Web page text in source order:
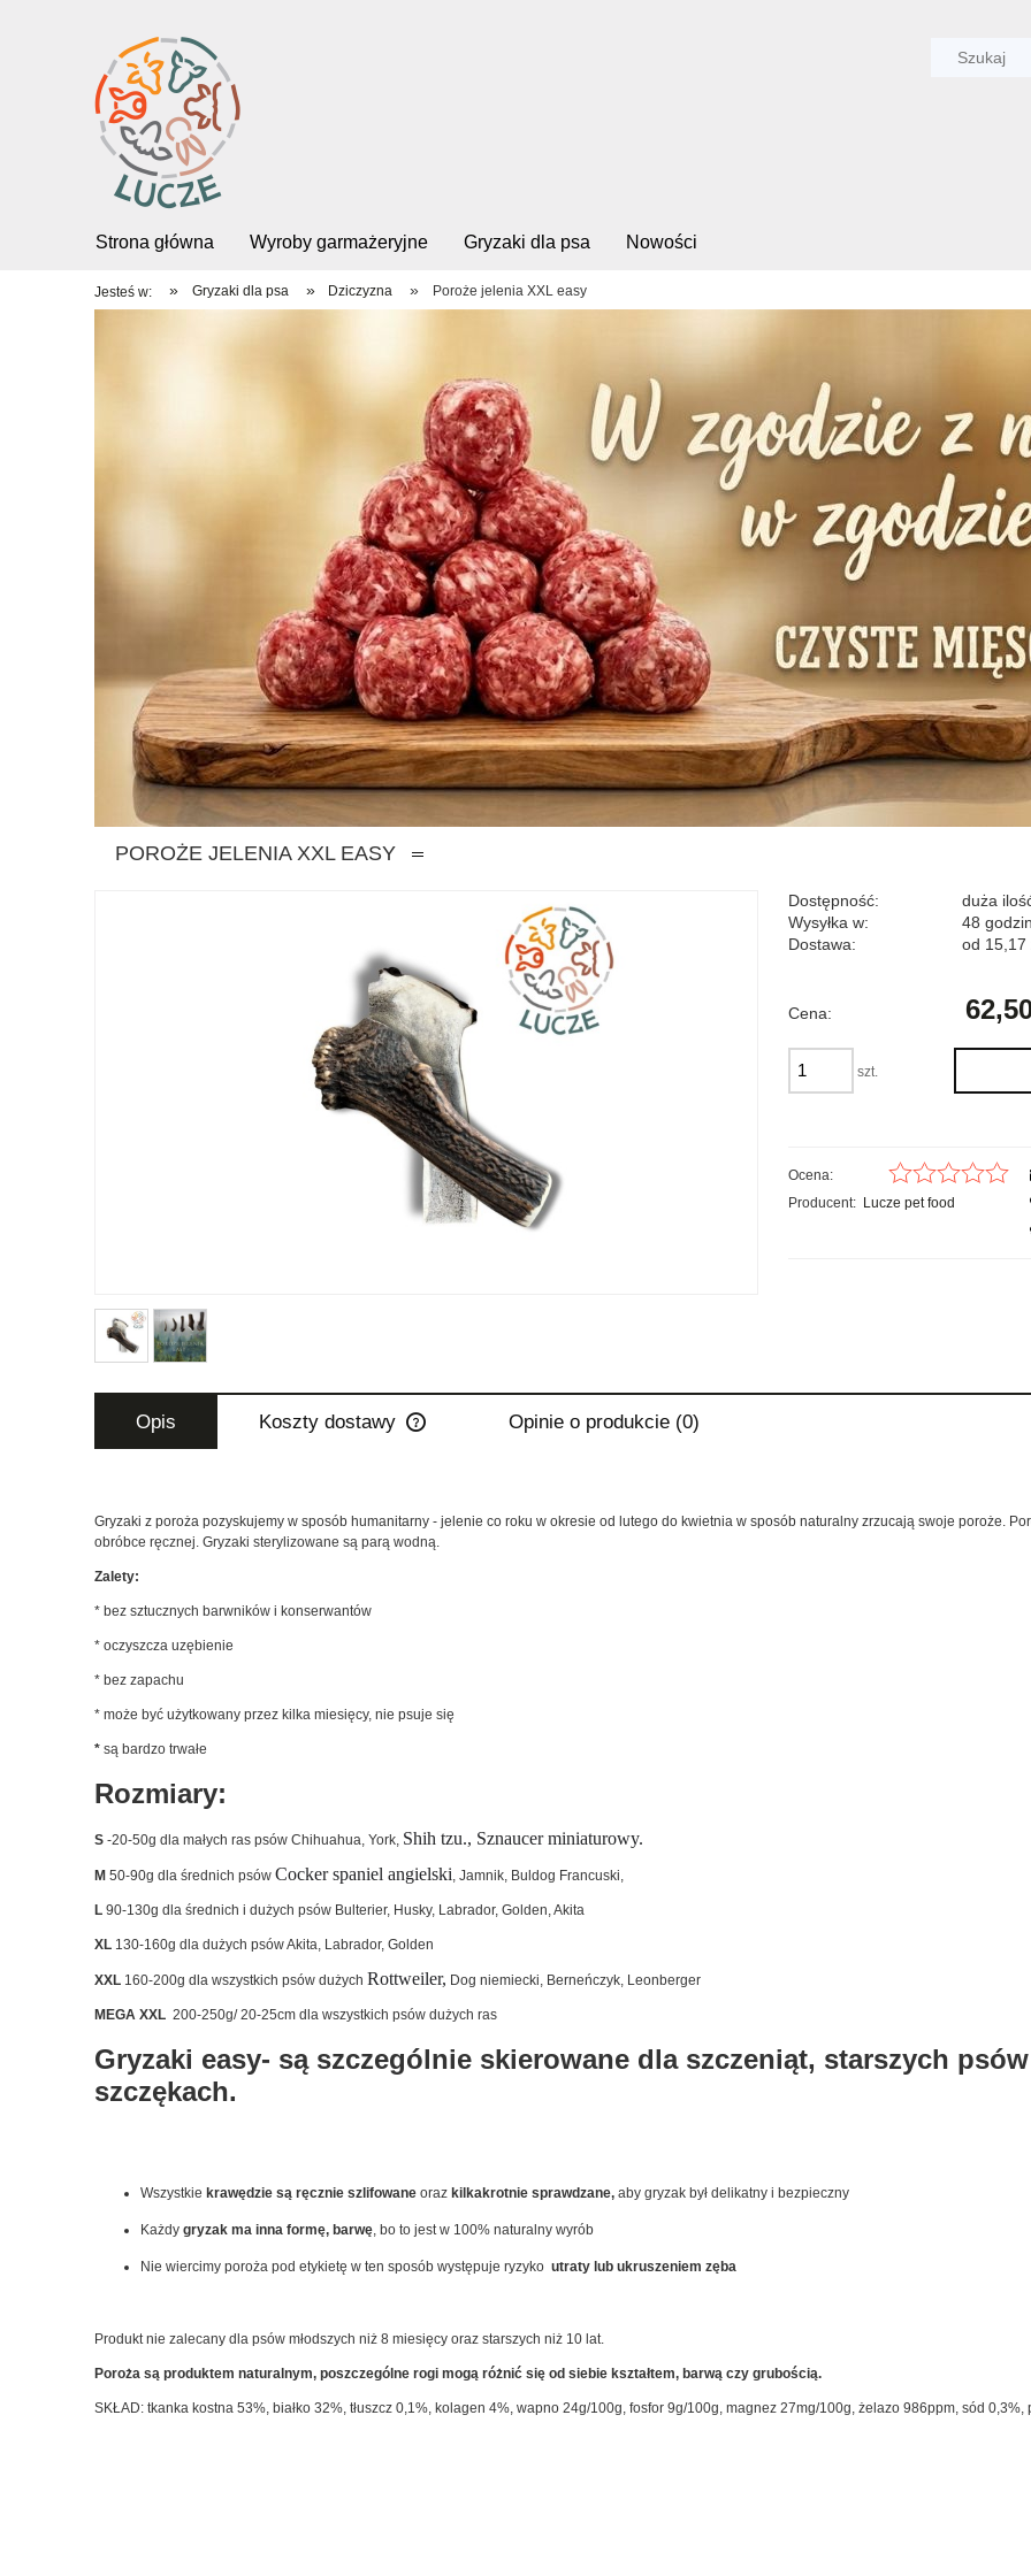
Strona główna Wyroby garmażeryjne Gryzaki dla psa Nowości
Jesteś w: » Gryzaki dla psa » Dziczyzna » Poroże jelenia XXL easy
POROŻE JELENIA XXL EASY
Dostępność:
duża
Wysyłka w:
48 godzin
Dostawa:
od 15,17
płatności
Cena:
szt.
Ocena:
Producent: Lucze pet food
Opis Koszty dostawy Opinie o produkcie (0)
Gryzaki z poroża pozyskujemy w sposób humanitarny - jelenie co roku w okresie od lutego do kwietnia w sposób naturalny zrzucają swoje poroże.
obróbce ręcznej. Gryzaki sterylizowane są parą wodną.
Zalety:
* bez sztucznych barwników i konserwantów
* oczyszcza uzębienie
* bez zapachu
* może być użytkowany przez kilka miesięcy, nie psuje się
* są bardzo trwałe
Rozmiary:
S -20-50g dla małych ras psów Chihuahua, York, Shih tzu., Sznaucer miniaturowy.
M 50-90g dla średnich psów Cocker spaniel angielski , Jamnik, Buldog Francuski,
L 90-130g dla średnich i dużych psów Bulterier, Husky, Labrador, Golden, Akita
XL 130-160g dla dużych psów Akita, Labrador, Golden
XXL 160-200g dla wszystkich psów dużych Rottweiler, Dog niemiecki, Berneńczyk, Leonberger
MEGA XXL 200-250g/ 20-25cm dla wszystkich psów dużych ras
Gryzaki easy- są szczególnie skierowane dla szczeniąt, starszych
szczękach.
Wszystkie krawędzie są ręcznie szlifowane oraz kilkakrotnie sprawdzane, aby gryzak był delikatny i bezpieczny
Każdy gryzak ma inna formę, barwę, bo to jest w 100% naturalny wyrób
Nie wiercimy poroża pod etykietę w ten sposób występuje ryzyko utraty lub ukruszeniem zęba
Produkt nie zalecany dla psów młodszych niż 8 miesięcy oraz starszych niż 10 lat.
Poroża są produktem naturalnym, poszczególne rogi mogą różnić się od siebie kształtem, barwą czy grubością.
SKŁAD: tkanka kostna 53%, białko 32%, tłuszcz 0,1%, kolagen 4%, wapno 24g/100g, fosfor 9g/100g, magnez 27mg/100g, żelazo 986ppm, sód 0,3%,